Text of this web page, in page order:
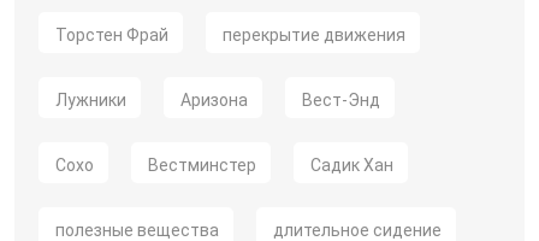
Торстен Фрай перекрытие движения
Лужники Аризона Вест-Энд
Сохо Вестминстер Садик Хан
полезные вещества длительное сидение